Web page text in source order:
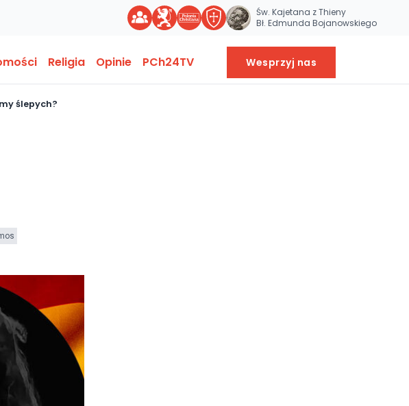
Św. Kajetana z Thieny
Bł. Edmunda Bojanowskiego
Religia Opinie PCh24TV Wesprzyj nas
ślepych?